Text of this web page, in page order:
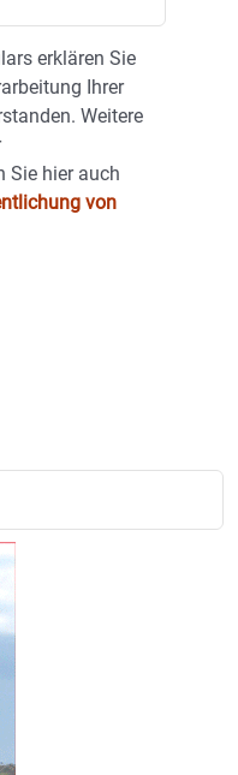
erklären Sie
Ihrer
Weitere
Sie hier auch
von